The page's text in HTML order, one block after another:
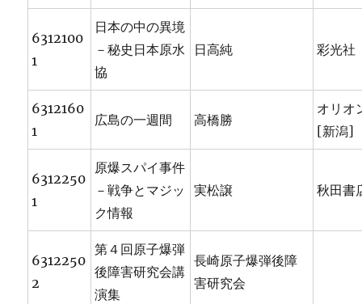
6312100
1
日本の中の異境
－秘史日本原水
協
日高純 彩光社
6312160
1
広島の一週間 高橋勝
オリオ
[新潟]
6312250
1
原爆スパイ事件
－戦争とマジッ
ク情報
実松譲 秋田書
6312250
2
第４回原子爆弾
後障害研究会講
演集
長崎原子爆弾後障
害研究会